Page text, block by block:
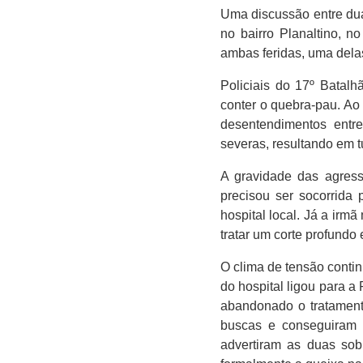
Uma discussão entre
no bairro Planaltino,
ambas feridas, uma
Policiais do 17º
conter o quebra-pau.
desentendimentos
severas, resultando em
A gravidade das
precisou ser socorrida
hospital local. Já a
tratar um corte
O clima de tensão
do hospital ligou para a
abandonado o
buscas e
advertiram as duas